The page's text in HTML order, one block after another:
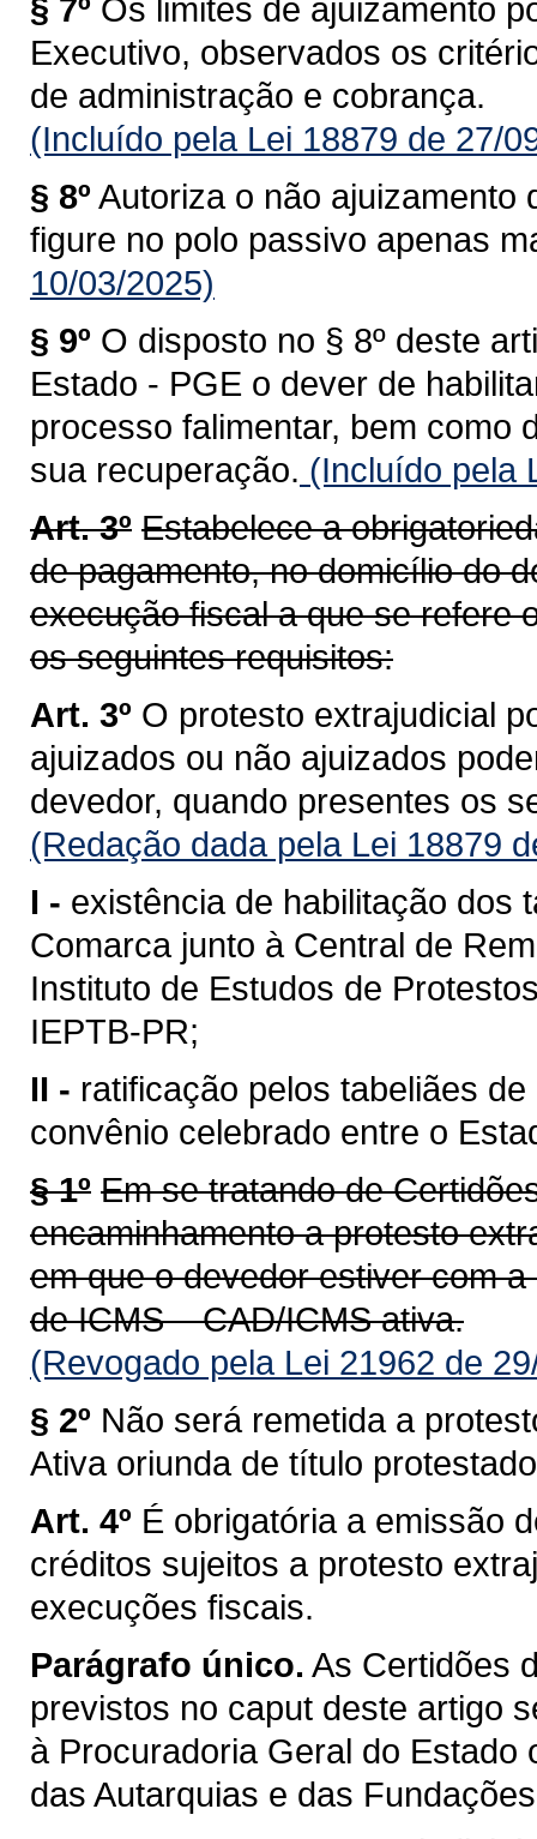
§ 7º Os limites de ajuizamento
Executivo, observados os
de administração e cobrança.
(Incluído pela Lei 18879 de 27/
§ 8º Autoriza o não ajuizamento
figure no polo passivo apenas
10/03/2025)
§ 9º O disposto no § 8º deste
Estado - PGE o dever de
processo falimentar, bem como
sua recuperação. (Incluído pela
Art. 3º Estabelece a
de pagamento, no domicílio do
execução fiscal a que se refere
os seguintes requisitos:
Art. 3º O protesto extrajudicial
ajuizados ou não ajuizados
devedor, quando presentes os
(Redação dada pela Lei 18879
I - existência de habilitação dos
Comarca junto à Central de
Instituto de Estudos de
IEPTB-PR;
II - ratificação pelos tabeliães
convênio celebrado entre o
§ 1º Em se tratando de
encaminhamento a protesto
em que o devedor estiver com
de ICMS – CAD/ICMS ativa.
(Revogado pela Lei 21962 de
§ 2º Não será remetida a
Ativa oriunda de título
Art. 4º É obrigatória a emissão
créditos sujeitos a protesto
execuções fiscais.
Parágrafo único. As Certidões
previstos no caput deste artigo
à Procuradoria Geral do Estado
das Autarquias e das